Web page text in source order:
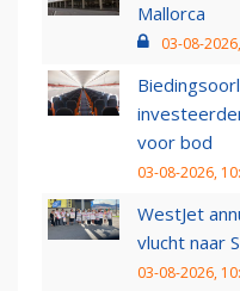
Mallorca
03-08-
voor bod
03-08-2026,
WestJet
vlucht naar
03-08-2026,